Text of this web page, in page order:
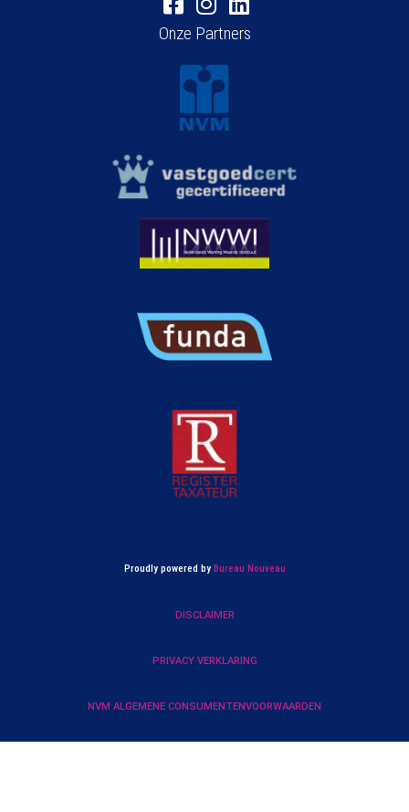
Onze Partners
Proudly powered by Bureau Nouveau
DISCLAIMER
PRIVACY VERKLARING
NVM ALGEMENE CONSUMENTENVOORWAARDEN